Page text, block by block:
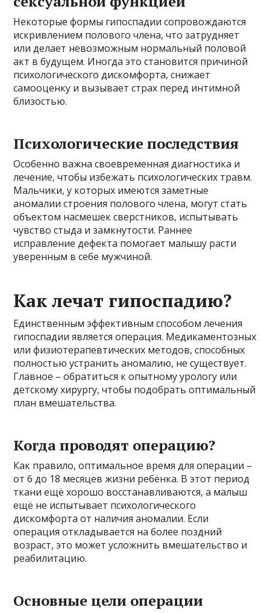
Некоторые формы гипоспадии сопровождаются
искривлением полового члена, что затрудняет
или делает невозможным нормальный половой
акт в будущем. Иногда это становится причиной
психологического дискомфорта, снижает
самооценку и вызывает страх перед интимной
близостью.
Психологические последствия
Особенно важна своевременная диагностика и
лечение, чтобы избежать психологических травм.
Мальчики, у которых имеются заметные
аномалии строения полового члена, могут стать
объектом насмешек сверстников, испытывать
чувство стыда и замкнутости. Раннее
исправление дефекта помогает малышу расти
уверенным в себе мужчиной.
Как лечат гипоспадию?
Единственным эффективным способом лечения
гипоспадии является операция. Медикаментозных
или физиотерапевтических методов, способных
полностью устранить аномалию, не существует.
Главное – обратиться к опытному урологу или
детскому хирургу, чтобы подобрать оптимальный
план вмешательства.
Когда проводят операцию?
Как правило, оптимальное время для операции –
от 6 до 18 месяцев жизни ребёнка. В этот период
ткани ещё хорошо восстанавливаются, а малыш
ещё не испытывает психологического
дискомфорта от наличия аномалии. Если
операция откладывается на более поздний
возраст, это может усложнить вмешательство и
реабилитацию.
Основные цели операции